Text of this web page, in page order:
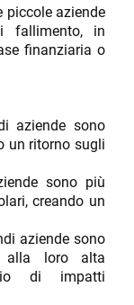
aziende
fallimento, in
finanziaria o
aziende sono
un ritorno sugli
sono più
creando un
aziende sono
alla loro alta
di impatti